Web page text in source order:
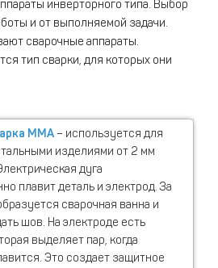
инверторного типа. Выбор
и от выполняемой задачи.
сварочные аппараты.
тип сварки, для которых они
MMA – используется для
изделиями от 2 мм
дуга
плавит деталь и электрод. За
сварочная ванна и
шов. На электроде есть
выделяет пар, когда
Это создает защитное